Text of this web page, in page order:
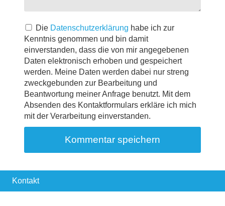
Die Datenschutzerklärung habe ich zur
Kenntnis genommen und bin damit
einverstanden, dass die von mir angegebenen
Daten elektronisch erhoben und gespeichert
werden. Meine Daten werden dabei nur streng
zweckgebunden zur Bearbeitung und
Beantwortung meiner Anfrage benutzt. Mit dem
Absenden des Kontaktformulars erkläre ich mich
mit der Verarbeitung einverstanden.
Kontakt